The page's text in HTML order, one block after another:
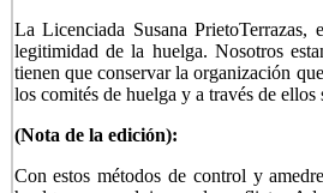
La Licenciada Susana
legitimidad de la huelga. Nosotros
tienen que conservar la organización
los comités de huelga y a través de
(Nota de la edición):
Con estos métodos de control y